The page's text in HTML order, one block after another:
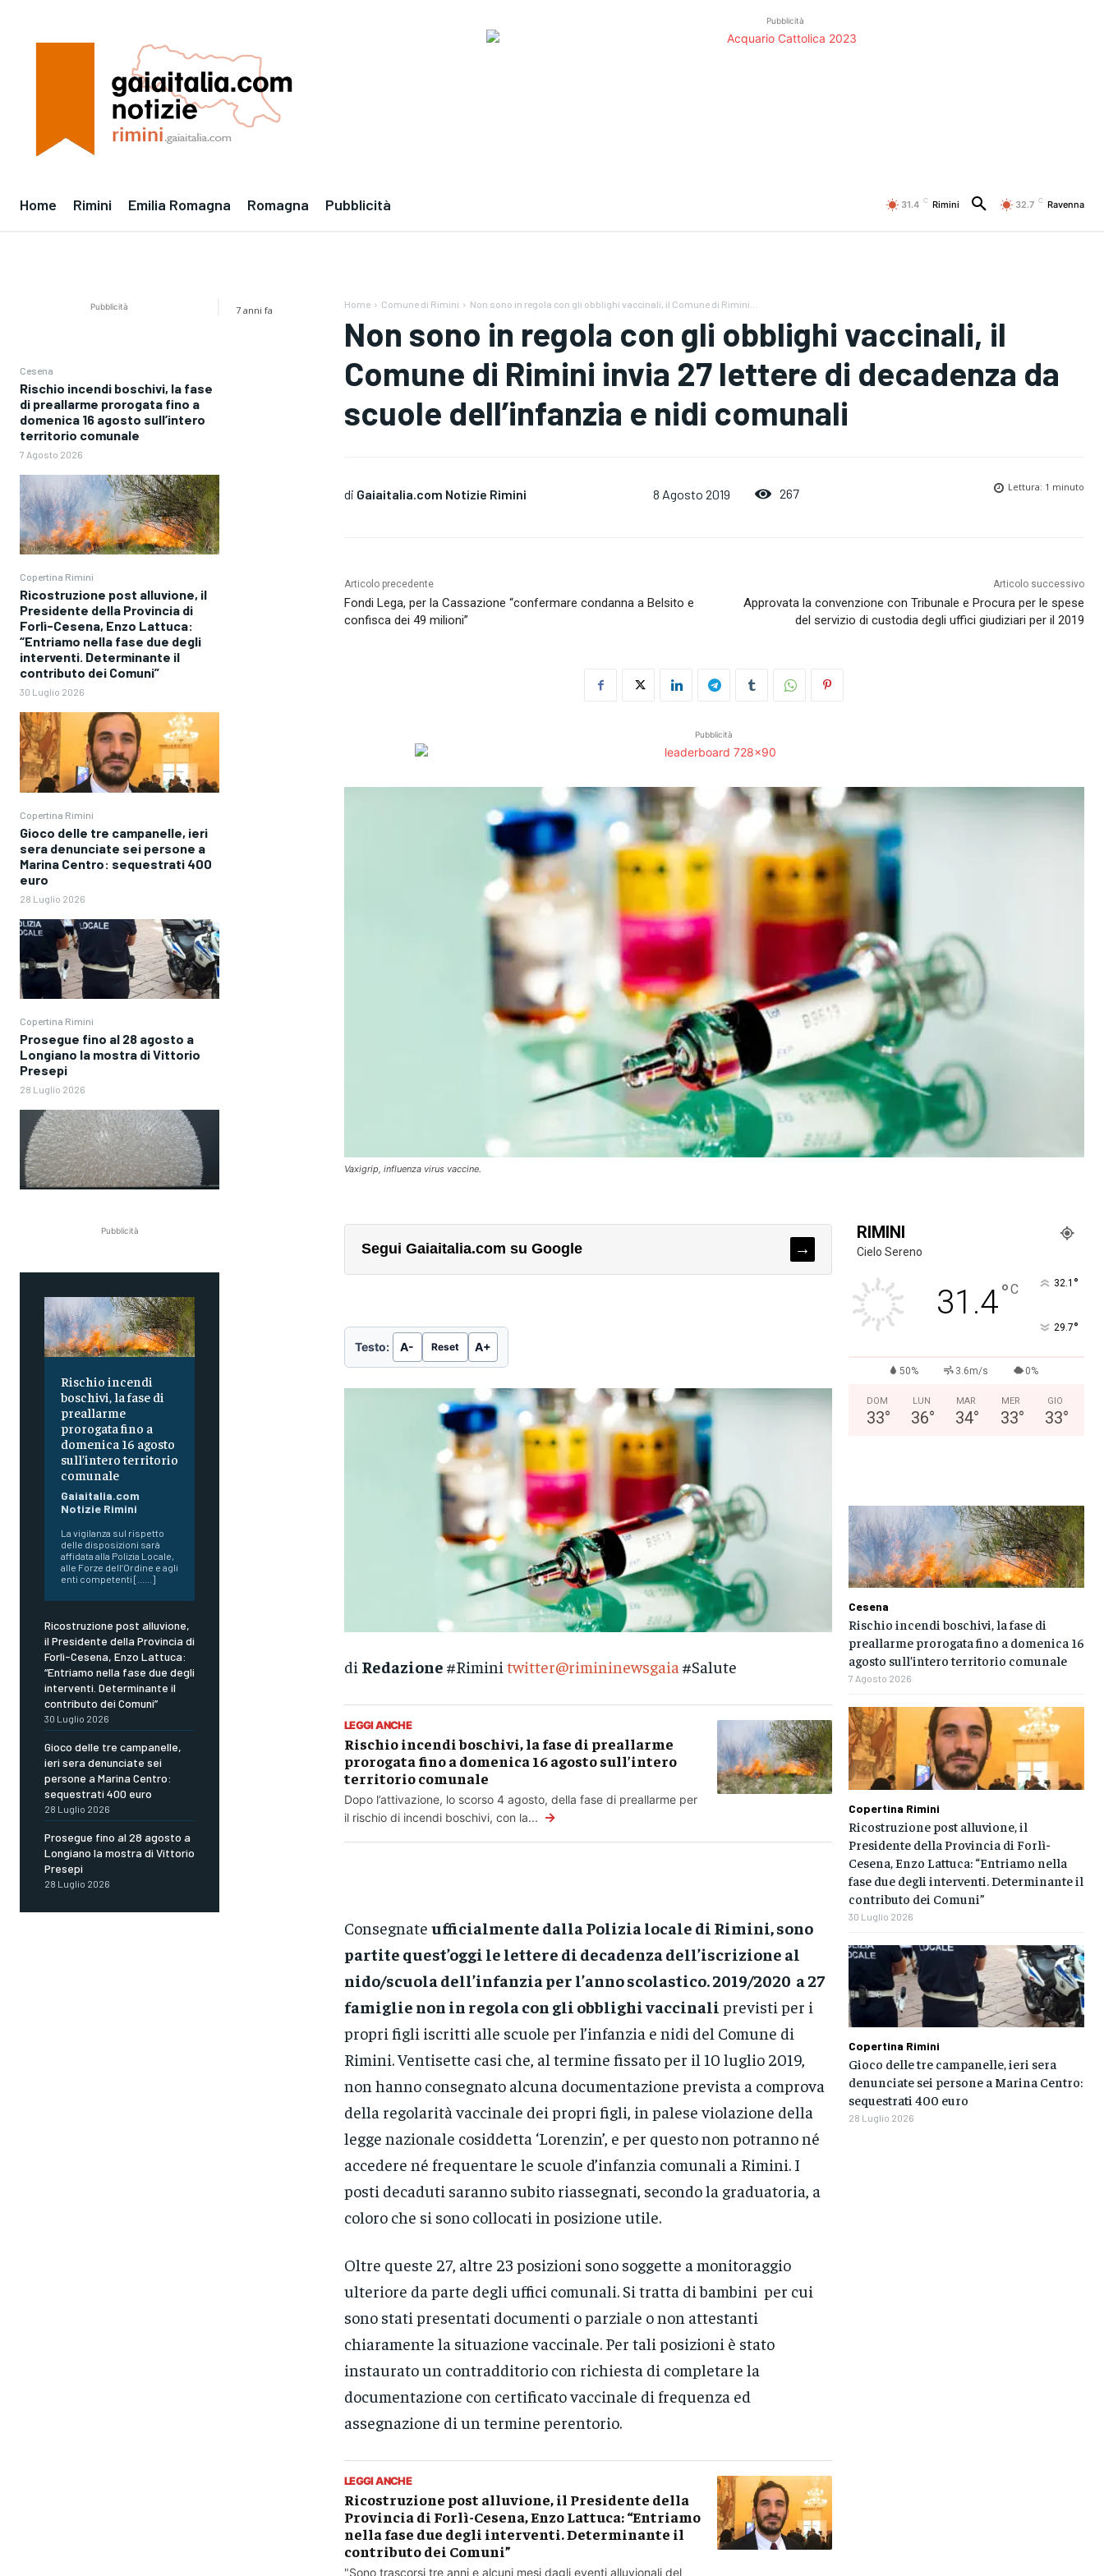
Pubblicità
Home Rimini Emilia Romagna Romagna Pubblicità 31.4 C Rimini 32.7 C Ravenna
Pubblicità
Cesena
Rischio incendi boschivi, la fase
di preallarme prorogata fino a
domenica 16 agosto sull’intero
territorio comunale
7 Agosto 2026
Copertina Rimini
Ricostruzione post alluvione, il
Presidente della Provincia di
Forlì-Cesena, Enzo Lattuca:
“Entriamo nella fase due degli
interventi. Determinante il
contributo dei Comuni”
30 Luglio 2026
Copertina Rimini
Gioco delle tre campanelle, ieri
sera denunciate sei persone a
Marina Centro: sequestrati 400
euro
28 Luglio 2026
Copertina Rimini
Prosegue fino al 28 agosto a
Longiano la mostra di Vittorio
Presepi
28 Luglio 2026
Pubblicità
Rischio incendi
boschivi, la fase di
preallarme
prorogata fino a
domenica 16 agosto
sull’intero territorio
comunale
Gaiaitalia.com
Notizie Rimini
La vigilanza sul rispetto
delle disposizioni sarà
affidata alla Polizia Locale,
alle Forze dell’Ordine e agli
enti competenti [......]
Ricostruzione post alluvione,
il Presidente della Provincia di
Forlì-Cesena, Enzo Lattuca:
“Entriamo nella fase due degli
interventi. Determinante il
contributo dei Comuni”
30 Luglio 2026
Gioco delle tre campanelle,
ieri sera denunciate sei
persone a Marina Centro:
sequestrati 400 euro
28 Luglio 2026
Prosegue fino al 28 agosto a
Longiano la mostra di Vittorio
Presepi
28 Luglio 2026
7 anni fa Home Comune di Rimini Non sono in regola con gli obblighi vaccinali, il Comune di Rimini...
Non sono in regola con gli obblighi vaccinali, il
Comune di Rimini invia 27 lettere di decadenza da
scuole dell’infanzia e nidi comunali
di Gaiaitalia.com Notizie Rimini 8 Agosto 2019 267 Lettura: 1 minuto
Articolo precedente
Fondi Lega, per la Cassazione “confermare condanna a Belsito e
confisca dei 49 milioni”
Articolo successivo
Approvata la convenzione con Tribunale e Procura per le spese
del servizio di custodia degli uffici giudiziari per il 2019
Pubblicità
Vaxigrip, influenza virus vaccine.
Segui Gaiaitalia.com su Google →
Testo: A- Reset A+
di Redazione #Rimini twitter@rimininewsgaia #Salute
LEGGI ANCHE
Rischio incendi boschivi, la fase di preallarme
prorogata fino a domenica 16 agosto sull’intero
territorio comunale
Dopo l’attivazione, lo scorso 4 agosto, della fase di preallarme per
il rischio di incendi boschivi, con la... →
Consegnate ufficialmente dalla Polizia locale di Rimini, sono
partite quest’oggi le lettere di decadenza dell’iscrizione al
nido/scuola dell’infanzia per l’anno scolastico. 2019/2020 a 27
famiglie non in regola con gli obblighi vaccinali previsti per i
propri figli iscritti alle scuole per l’infanzia e nidi del Comune di
Rimini. Ventisette casi che, al termine fissato per il 10 luglio 2019,
non hanno consegnato alcuna documentazione prevista a comprova
della regolarità vaccinale dei propri figli, in palese violazione della
legge nazionale cosiddetta ‘Lorenzin’, e per questo non potranno né
accedere né frequentare le scuole d’infanzia comunali a Rimini. I
posti decaduti saranno subito riassegnati, secondo la graduatoria, a
coloro che si sono collocati in posizione utile.
Oltre queste 27, altre 23 posizioni sono soggette a monitoraggio
ulteriore da parte degli uffici comunali. Si tratta di bambini per cui
sono stati presentati documenti o parziale o non attestanti
chiaramente la situazione vaccinale. Per tali posizioni è stato
instaurato un contradditorio con richiesta di completare la
documentazione con certificato vaccinale di frequenza ed
assegnazione di un termine perentorio.
LEGGI ANCHE
Ricostruzione post alluvione, il Presidente della
Provincia di Forlì-Cesena, Enzo Lattuca: “Entriamo
nella fase due degli interventi. Determinante il
contributo dei Comuni”
"Sono trascorsi tre anni e alcuni mesi dagli eventi alluvionali del
RIMINI
Cielo Sereno
31.4°C 32.1 °
29.7°
50% 3.6m/s 0%
DOM
33°
LUN
36°
MAR
34°
MER
33°
GIO
33°
Cesena
Rischio incendi boschivi, la fase di
preallarme prorogata fino a domenica 16
agosto sull’intero territorio comunale
7 Agosto 2026
Copertina Rimini
Ricostruzione post alluvione, il
Presidente della Provincia di Forlì-
Cesena, Enzo Lattuca: “Entriamo nella
fase due degli interventi. Determinante il
contributo dei Comuni”
30 Luglio 2026
Copertina Rimini
Gioco delle tre campanelle, ieri sera
denunciate sei persone a Marina Centro:
sequestrati 400 euro
28 Luglio 2026